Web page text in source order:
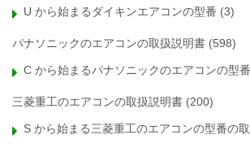
U から始まるダイキンエアコンの型番 (3)
パナソニックのエアコンの取扱説明書 (598)
C から始まるパナソニックのエアコンの型番
三菱重工のエアコンの取扱説明書 (200)
S から始まる三菱重工のエアコンの型番の